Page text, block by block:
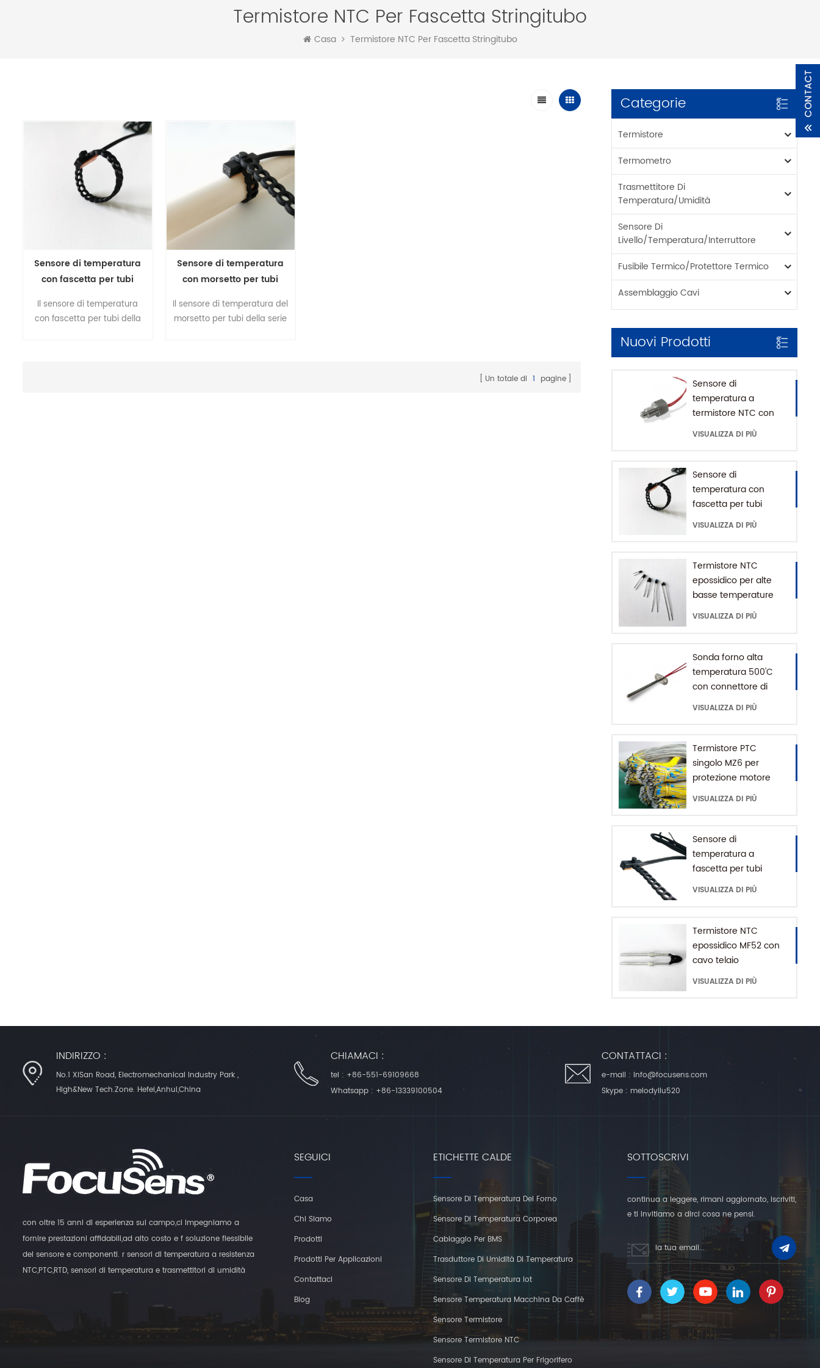
Termistore NTC Per Fascetta Stringitubo
Casa Termistore NTC Per Fascetta Stringitubo
Categorie
Termistore
Termometro
Trasmettitore Di
Temperatura/umidità
Sensore Di
Livello/temperatura/interruttore
Fusibile Termico/protettore Termico
Assemblaggio Cavi
Nuovi Prodotti
Sensore di
temperatura a
termistore NTC con
montaggio filettato
VISUALIZZA DI PIÙ
Sensore di
temperatura con
fascetta per tubi
impermeabile IP68
VISUALIZZA DI PIÙ
Termistore NTC
epossidico per alte
basse temperature
MF52 da -80 a 200'C
VISUALIZZA DI PIÙ
Sonda forno alta
temperatura 500'C
con connettore di
massa
VISUALIZZA DI PIÙ
Termistore PTC
singolo MZ6 per
protezione motore
con range +60-180'C
VISUALIZZA DI PIÙ
Sensore di
temperatura a
fascetta per tubi
dell'acqua serie MFE-1
VISUALIZZA DI PIÙ
Termistore NTC
epossidico MF52 con
cavo telaio
VISUALIZZA DI PIÙ
Sensore di temperatura
con fascetta per tubi
Il sensore di temperatura
con fascetta per tubi della
Sensore di temperatura
con morsetto per tubi
Il sensore di temperatura del
morsetto per tubi della serie
Un totale di 1 pagine
INDIRIZZO :
No.1 XiSan Road, Electromechanical Industry Park ,
High&New Tech.Zone. Hefei,Anhui,China
CHIAMACI :
tel : +86-551-69109668
Whatsapp : +86-13339100504
CONTATTACI :
e-mail : info@focusens.com
Skype : melodyliu520
con oltre 15 anni di esperienza sul campo,ci impegniamo a
fornire prestazioni affidabili,ad alto costo e f soluzione flessibile
del sensore e componenti. r sensori di temperatura a resistenza
NTC,PTC,RTD, sensori di temperatura e trasmettitori di umidità
SEGUICI
Casa
Chi Siamo
Prodotti
Prodotti Per Applicazioni
Contattaci
Blog
ETICHETTE CALDE
Sensore Di Temperatura Del Forno
Sensore Di Temperatura Corporea
Cablaggio Per BMS
Trasduttore Di Umidità Di Temperatura
Sensore Di Temperatura Iot
Sensore Temperatura Macchina Da Caffè
Sensore Termistore
Sensore Termistore NTC
Sensore Di Temperatura Per Frigorifero
SOTTOSCRIVI
continua a leggere, rimani aggiornato, iscriviti,
e ti invitiamo a dirci cosa ne pensi.